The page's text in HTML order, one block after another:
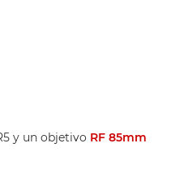
y un objetivo RF 85mm